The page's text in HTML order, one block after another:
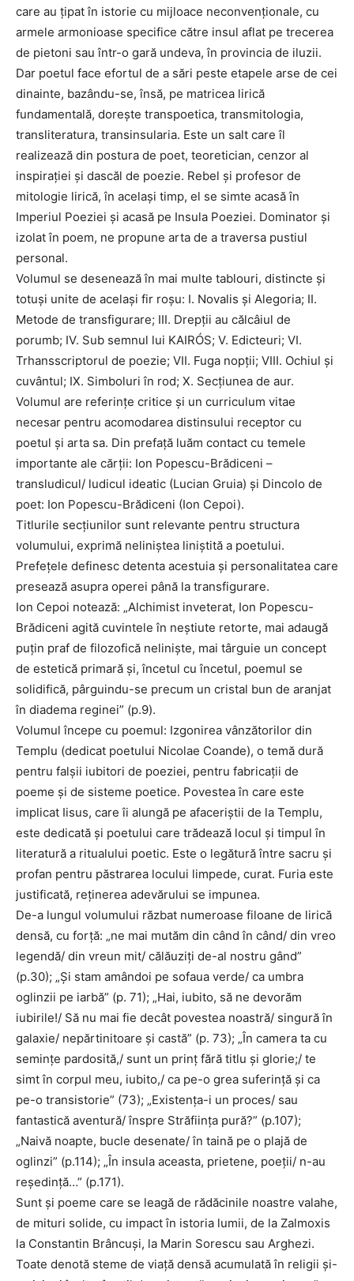
care au țipat în istorie cu mijloace neconvenționale, cu
armele armonioase specifice către insul aflat pe trecerea
de pietoni sau într-o gară undeva, în provincia de iluzii.
Dar poetul face efortul de a sări peste etapele arse de cei
dinainte, bazându-se, însă, pe matricea lirică
fundamentală, dorește transpoetica, transmitologia,
transliteratura, transinsularia. Este un salt care îl
realizează din postura de poet, teoretician, cenzor al
inspirației și dascăl de poezie. Rebel și profesor de
mitologie lirică, în același timp, el se simte acasă în
Imperiul Poeziei și acasă pe Insula Poeziei. Dominator și
izolat în poem, ne propune arta de a traversa pustiul
personal.
Volumul se desenează în mai multe tablouri, distincte și
totuși unite de același fir roșu: I. Novalis și Alegoria; II.
Metode de transfigurare; III. Drepții au călcâiul de
porumb; IV. Sub semnul lui KAIRÓS; V. Edicteuri; VI.
Trhansscriptorul de poezie; VII. Fuga nopții; VIII. Ochiul și
cuvântul; IX. Simboluri în rod; X. Secțiunea de aur.
Volumul are referințe critice și un curriculum vitae
necesar pentru acomodarea distinsului receptor cu
poetul și arta sa. Din prefață luăm contact cu temele
importante ale cărții: Ion Popescu-Brădiceni –
transludicul/ ludicul ideatic (Lucian Gruia) și Dincolo de
poet: Ion Popescu-Brădiceni (Ion Cepoi).
Titlurile secțiunilor sunt relevante pentru structura
volumului, exprimă neliniștea liniștită a poetului.
Prefețele definesc detenta acestuia și personalitatea care
presează asupra operei până la transfigurare.
Ion Cepoi notează: „Alchimist inveterat, Ion Popescu-
Brădiceni agită cuvintele în neștiute retorte, mai adaugă
puțin praf de filozofică neliniște, mai târguie un concept
de estetică primară și, încetul cu încetul, poemul se
solidifică, pârguindu-se precum un cristal bun de aranjat
în diadema reginei” (p.9).
Volumul începe cu poemul: Izgonirea vânzătorilor din
Templu (dedicat poetului Nicolae Coande), o temă dură
pentru falșii iubitori de poeziei, pentru fabricații de
poeme și de sisteme poetice. Povestea în care este
implicat Iisus, care îi alungă pe afaceriștii de la Templu,
este dedicată și poetului care trădează locul și timpul în
literatură a ritualului poetic. Este o legătură între sacru și
profan pentru păstrarea locului limpede, curat. Furia este
justificată, reținerea adevărului se impunea.
De-a lungul volumului răzbat numeroase filoane de lirică
densă, cu forță: „ne mai mutăm din când în când/ din vreo
legendă/ din vreun mit/ călăuziți de-al nostru gând”
(p.30); „Și stam amândoi pe sofaua verde/ ca umbra
oglinzii pe iarbă” (p. 71); „Hai, iubito, să ne devorăm
iubirile!/ Să nu mai fie decât povestea noastră/ singură în
galaxie/ nepărtinitoare și castă” (p. 73); „În camera ta cu
semințe pardosită,/ sunt un prinț fără titlu și glorie;/ te
simt în corpul meu, iubito,/ ca pe-o grea suferință și ca
pe-o transistorie” (73); „Existența-i un proces/ sau
fantastică aventură/ înspre Străființa pură?” (p.107);
„Naivă noapte, bucle desenate/ în taină pe o plajă de
oglinzi” (p.114); „În insula aceasta, prietene, poeții/ n-au
reședință…” (p.171).
Sunt și poeme care se leagă de rădăcinile noastre valahe,
de mituri solide, cu impact în istoria lumii, de la Zalmoxis
la Constantin Brâncuși, la Marin Sorescu sau Arghezi.
Toate denotă steme de viață densă acumulată în religii și-